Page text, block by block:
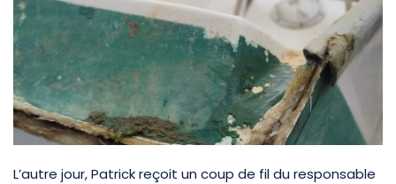
L’autre jour, Patrick reçoit un coup de fil du responsable